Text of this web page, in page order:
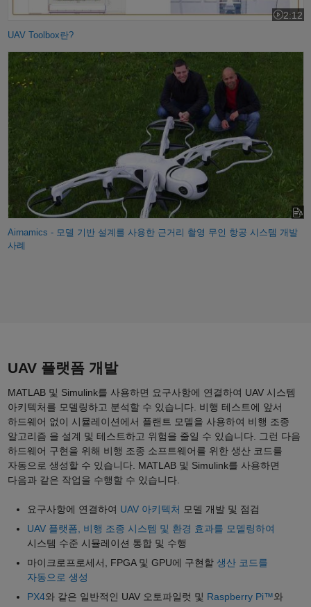
2:12
비디오
UAV Toolbox란?
Airnamics - 모델 기반 설계를 사용한 근거리 촬영 무인 항공 시스템 개발
사례
UAV 플랫폼 개발
MATLAB 및 Simulink를 사용하면 요구사항에 연결하여 UAV 시스템
아키텍처를 모델링하고 분석할 수 있습니다. 비행 테스트에 앞서
하드웨어 없이 시뮬레이션에서 플랜트 모델을 사용하여 비행 조종
알고리즘 을 설계 및 테스트하고 위험을 줄일 수 있습니다. 그런 다음
하드웨어 구현을 위해 비행 조종 소프트웨어를 위한 생산 코드를
자동으로 생성할 수 있습니다. MATLAB 및 Simulink를 사용하면
다음과 같은 작업을 수행할 수 있습니다.
요구사항에 연결하여 UAV 아키텍처 모델 개발 및 점검
UAV 플랫폼, 비행 조종 시스템 및 환경 효과를 모델링하여
시스템 수준 시뮬레이션 통합 및 수행
마이크로프로세서, FPGA 및 GPU에 구현할 생산 코드를
자동으로 생성
PX4와 같은 일반적인 UAV 오토파일럿 및 Raspberry Pi™와